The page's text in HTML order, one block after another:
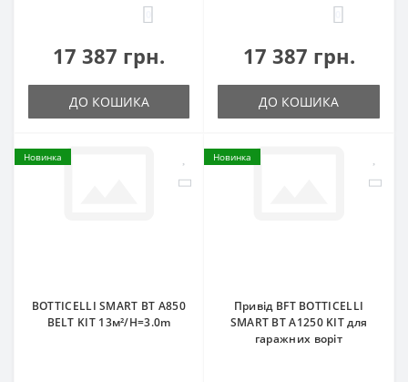
17 387 грн.
ДО КОШИКА
17 387 грн.
ДО КОШИКА
Новинка
BOTTICELLI SMART BT A850
BELT KIT 13м²/H=3.0m
Новинка
Привід BFT BOTTICELLI
SMART BT A1250 KIT для
гаражних воріт